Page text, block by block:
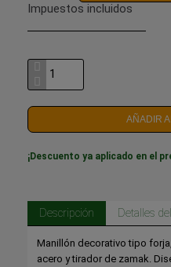
Impuestos incluidos
AÑADIR
¡Descuento ya aplicado en el
Descripción Detalles
Manillón decorativo tipo
acero y tirador de zamak.